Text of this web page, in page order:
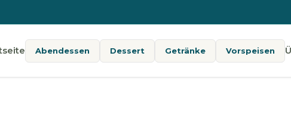
Abendessen Dessert Getränke Vorspeisen